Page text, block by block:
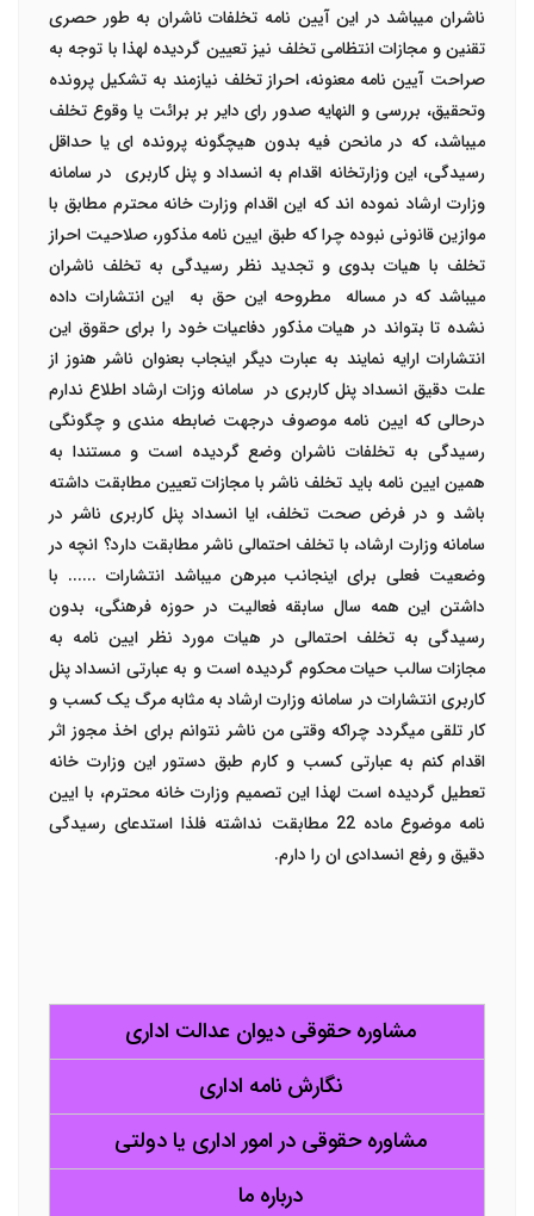
ناشران میباشد در این آیین نامه تخلفات ناشران به طور حصری
تقنین و مجازات انتظامی تخلف نیز تعیین گردیده لهذا با توجه به
صراحت آیین نامه معنونه، احراز تخلف نیازمند به تشکیل پرونده
وتحقیق، بررسی و النهایه صدور رای دایر بر برائت یا وقوع تخلف
میباشد، که در مانحن فیه بدون هیچگونه پرونده ای یا حداقل
رسیدگی، این وزارتخانه اقدام به انسداد و پنل کاربری در سامانه
وزارت ارشاد نموده اند که این اقدام وزارت خانه محترم مطابق با
موازین قانونی نبوده چرا که طبق ایین نامه مذکور، صلاحیت احراز
تخلف با هیات بدوی و تجدید نظر رسیدگی به تخلف ناشران
میباشد که در مساله مطروحه این حق به این انتشارات داده
نشده تا بتواند در هیات مذکور دفاعیات خود را برای حقوق این
انتشارات ارایه نمایند به عبارت دیگر اینجاب بعنوان ناشر هنوز از
علت دقیق انسداد پنل کاربری در سامانه وزات ارشاد اطلاع ندارم
درحالی که ایین نامه موصوف درجهت ضابطه مندی و چگونگی
رسیدگی به تخلفات ناشران وضع گردیده است و مستندا به
همین ایین نامه باید تخلف ناشر با مجازات تعیین مطابقت داشته
باشد و در فرض صحت تخلف، ایا انسداد پنل کاربری ناشر در
سامانه وزارت ارشاد، با تخلف احتمالی ناشر مطابقت دارد؟ انچه در
وضعیت فعلی برای اینجانب مبرهن میباشد انتشارات ...... با
داشتن این همه سال سابقه فعالیت در حوزه فرهنگی، بدون
رسیدگی به تخلف احتمالی در هیات مورد نظر ایین نامه به
مجازات سالب حیات محکوم گردیده است و به عبارتی انسداد پنل
کاربری انتشارات در سامانه وزارت ارشاد به مثابه مرگ یک کسب و
کار تلقی میگردد چراکه وقتی من ناشر نتوانم برای اخذ مجوز اثر
اقدام کنم به عبارتی کسب و کارم طبق دستور این وزارت خانه
تعطیل گردیده است لهذا این تصمیم وزارت خانه محترم، با ایین
نامه موضوع ماده 22 مطابقت نداشته فلذا استدعای رسیدگی
دقیق و رفع انسدادی ان را دارم.
مشاوره حقوقی دیوان عدالت اداری
نگارش نامه اداری
مشاوره حقوقی در امور اداری یا دولتی
درباره ما